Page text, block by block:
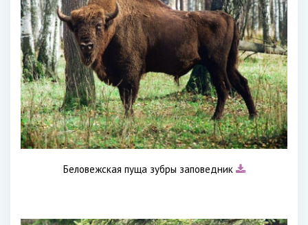
Беловежская пуща зубры заповедник